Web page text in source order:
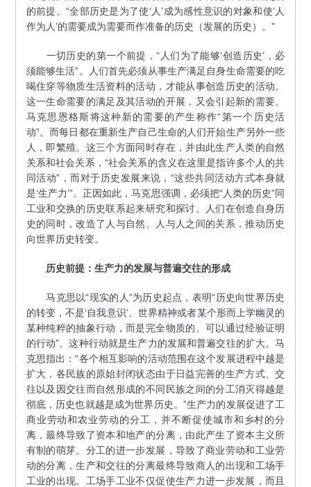
的前提。“全部历史是为了使‘人’成为感性意识的对象和使‘人
作为人’的需要成为需要而作准备的历史（发展的历史）。”
一切历史的第一个前提，“人们为了能够‘创造历史’，必
须能够生活”。人们首先必须从事生产满足自身生命需要的吃
喝住穿等物质生活资料的活动，才能从事创造历史的活动。
这一生命需要的满足及其活动的开展，又会引起新的需要。
马克思恩格斯将这种新的需要的产生称作“第一个历史活
动”。而每日都在重新生产自己生命的人们开始生产另外一些
人，即繁殖。这三个方面同时存在，并由此生产人类的自然
关系和社会关系，“社会关系的含义在这里是指许多个人的共
同活动”，而对于历史发展来说，“这些共同活动方式本身就
是‘生产力’”。正因如此，马克思强调，必须把“人类的历史”同
工业和交换的历史联系起来研究和探讨。人们在创造自身历
史的同时，改造了人与自然、人与人之间的关系，推动历史
向世界历史转变。
历史前提： 生产力的发展与普遍交往的形成
马克思以“现实的人”为历史起点，表明“历史向世界历史
的转变，不是‘自我意识’、世界精神或者某个形而上学幽灵的
某种纯粹的抽象行动，而是完全物质的、可以通过经验证明
的行动”。这种行动就是生产力的发展和普遍交往的扩大。马
克思指出：“各个相互影响的活动范围在这个发展进程中越是
扩大，各民族的原始封闭状态由于日益完善的生产方式、交
往以及因交往而自然形成的不同民族之间的分工消灭得越是
彻底，历史也就越是成为世界历史。”生产力的发展促进了工
商业劳动和农业劳动的分工，并不断促使城市和乡村的分
离，最终导致了资本和地产的分离，由此产生了资本主义所
有制的萌芽。分工的进一步发展，导致了商业劳动和工业劳
动的分离，生产和交往的分离最终导致商人的出现和工场手
工业的出现。工场手工业不仅促使生产力进一步发展，而且